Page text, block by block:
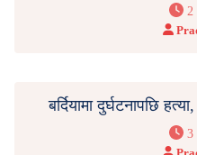
2
बर्दियामा दुर्घटनापछि
3